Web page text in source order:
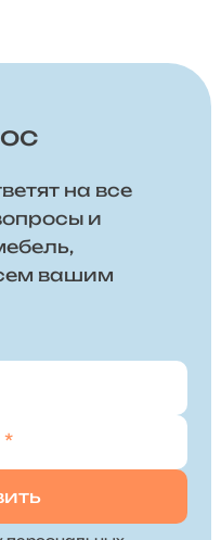
на все
и
вашим
*